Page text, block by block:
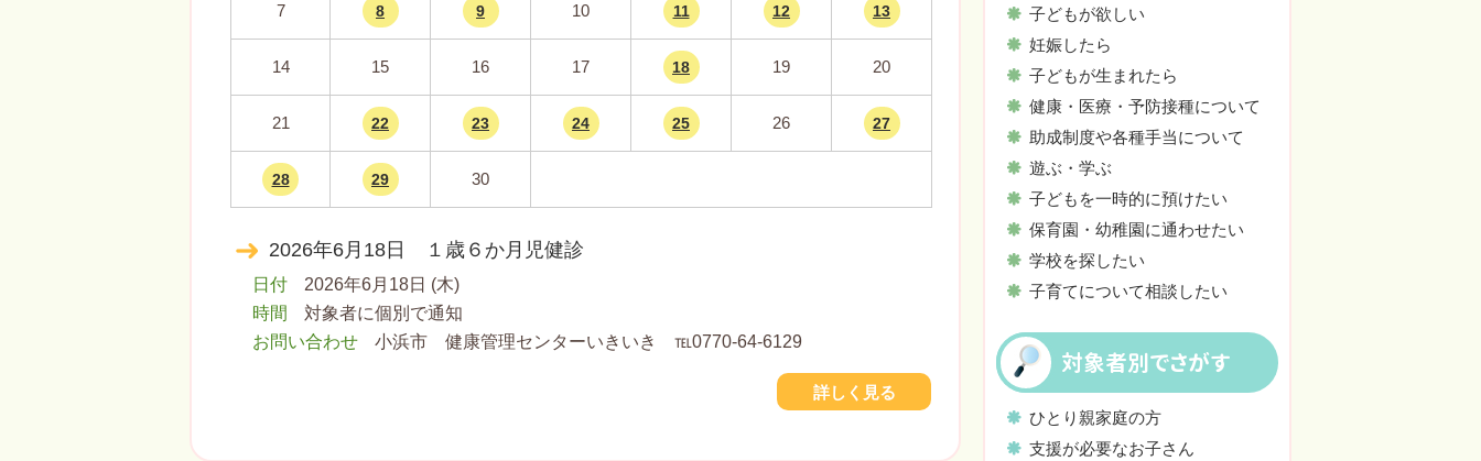
7 8 9 10 11 12 13
14 15 16 17 18 19 20
21 22 23 24 25 26 27
28 29 30
2026年6月18日 １歳６か月児健診
日付
2026年6月18日 (木)
時間
対象者に個別で通知
お問い合わせ
小浜市 健康管理センターいきいき ℡0770-64-6129
詳しく見る
子どもが欲しい
妊娠したら
子どもが生まれたら
健康・医療・予防接種について
助成制度や各種手当について
遊ぶ・学ぶ
子どもを一時的に預けたい
保育園・幼稚園に通わせたい
学校を探したい
子育てについて相談したい
対象者別でさがす
ひとり親家庭の方
支援が必要なお子さん